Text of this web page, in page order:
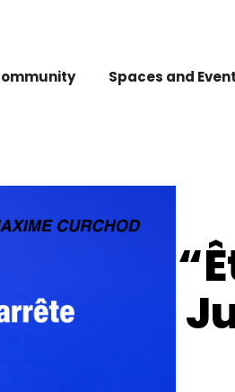
Spaces and